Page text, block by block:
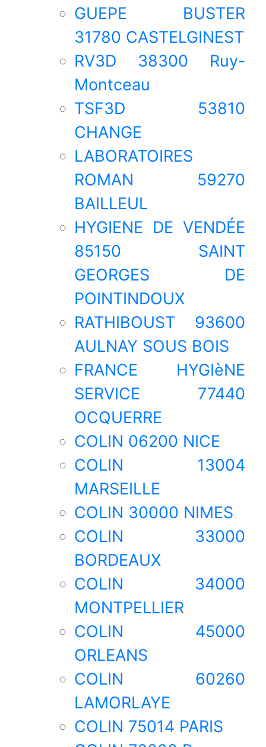
GUEPE BUSTER
31780 CASTELGINEST
RV3D 38300 Ruy-
Montceau
TSF3D 53810
CHANGE
LABORATOIRES
ROMAN 59270
BAILLEUL
HYGIENE DE VENDÉE
85150 SAINT
GEORGES DE
POINTINDOUX
RATHIBOUST 93600
AULNAY SOUS BOIS
FRANCE HYGIèNE
SERVICE 77440
OCQUERRE
COLIN 06200 NICE
COLIN 13004
MARSEILLE
COLIN 30000 NIMES
COLIN 33000
BORDEAUX
COLIN 34000
MONTPELLIER
COLIN 45000
ORLEANS
COLIN 60260
LAMORLAYE
COLIN 75014 PARIS